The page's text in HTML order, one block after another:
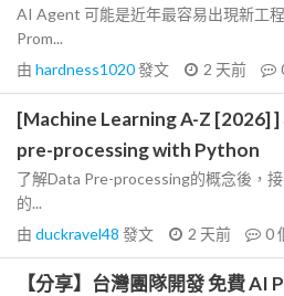
AI Agent 可能是近年最容易出現新工
Prom...
由 hardness1020發文 2 天前
[Machine Learning A-Z [2026]
pre-processing with Python
了解Data Pre-processing的概念後，
的...
由 duckravel48 發文 2 天前 0
【分享】台灣團隊開發 免費